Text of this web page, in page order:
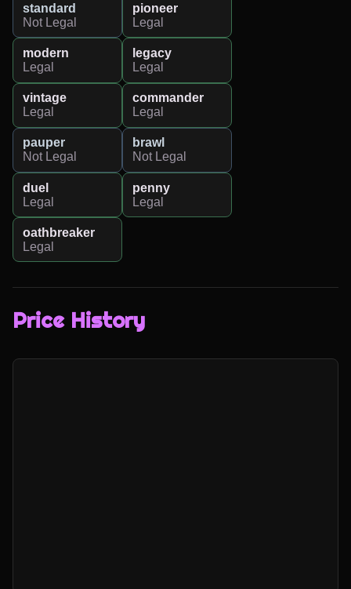
standard
Not Legal
pioneer
Legal
modern
Legal
legacy
Legal
vintage
Legal
commander
Legal
pauper
Not Legal
brawl
Not Legal
duel
Legal
penny
Legal
oathbreaker
Legal
Price History